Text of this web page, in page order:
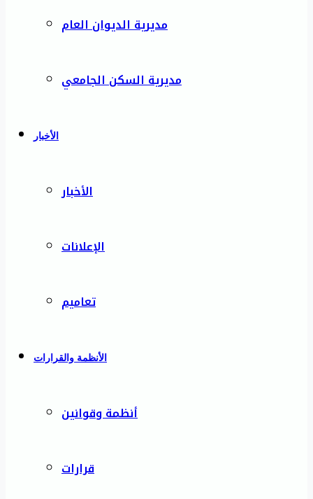
مديرية الديوان العام
مديرية السكن الجامعي
الأخبار
الأخبار
الإعلانات
تعاميم
الأنظمة والقرارات
أنظمة وقوانين
قرارات